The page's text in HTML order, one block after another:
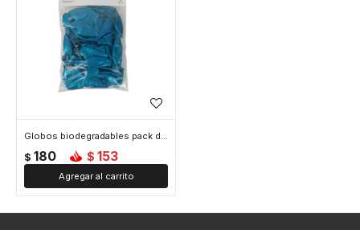
Globos biodegradables pack de 25 unidades - Celeste
$ 180 $ 153